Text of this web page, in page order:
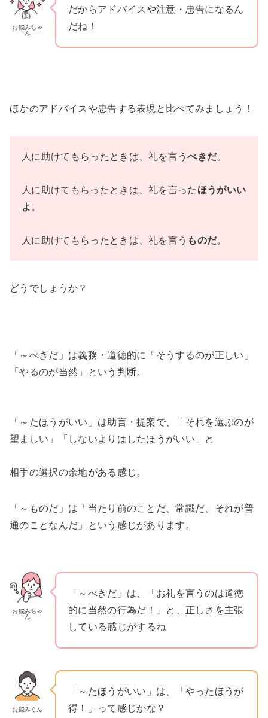
お悩みちゃ
ん
だからアドバイスや注意・忠告になるん
だね！
ほかのアドバイスや忠告する表現と比べてみましょう！
人に助けてもらったときは、礼を言うべきだ。
人に助けてもらったときは、礼を言った ほうがいい
よ 。
人に助けてもらったときは、礼を言う ものだ。
どうでしょうか？
「～べきだ」は義務・道徳的に「そうするのが正しい」
「やるのが当然」という判断。
「～たほうがいい」は助言・提案で、「それを選ぶのが
望ましい」「しないよりはしたほうがいい」と
相手の選択の余地がある感じ。
「～ものだ」は「当たり前のことだ、常識だ、それが普
通のことなんだ」という感じがあります。
お悩みちゃ
ん
「～べきだ」は、「お礼を言うのは道徳
的に当然の行為だ！」と、正しさを主張
している感じがするね
お悩みくん
「～たほうがいい」は、「やったほうが
得！」って感じかな？